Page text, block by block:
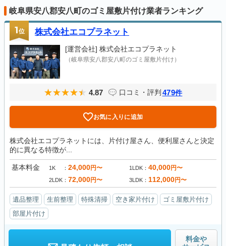
岐阜県安八郡安八町のゴミ屋敷片付け業者ランキング
1位 株式会社エコプラネット
[運営会社] 株式会社エコプラネット
（岐阜県安八郡安八町のゴミ屋敷片付け）
4.87 口コミ・評判 479件
お気に入りに追加
株式会社エコプラネットには、片付け屋さん、便利屋さんと決定
的に異なる特徴が...
基本料金 1K 24,000円〜 1LDK 40,000円〜
2LDK 72,000円〜 3LDK 112,000円〜
遺品整理 生前整理 特殊清掃 空き家片付け
ゴミ屋敷片付け
部屋片付け
料金や